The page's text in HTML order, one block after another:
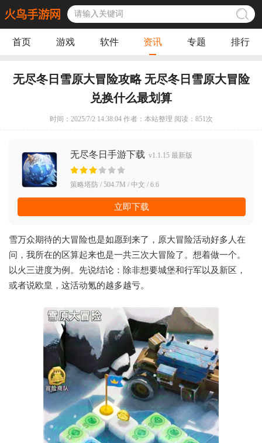
首页 游戏 软件 资讯 专题 排行
无尽冬日雪原大冒险攻略 无尽冬日雪原大冒险
兑换什么最划算
时间：2025/7/2 14:38:04 作者：本站整理 阅读： 851次
无尽冬日手游下载 v1.1.15 最新版
策略塔防 / 504.7M / 中文 / 6.6
立即下载
雪万众期待的大冒险也是如愿到来了，原大冒险活动好多人在
问，我所在的区算起来也是一共三次大冒险了。想着做一个。
以火三进度为例。先说结论：除非想要城堡和行军以及新区，
或者说欧皇，这活动氪的越多越亏。